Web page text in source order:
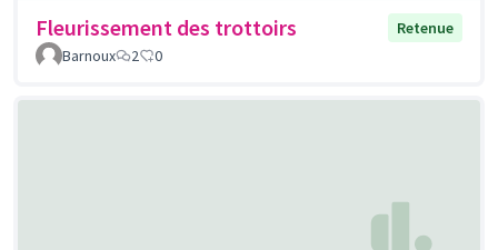
Fleurissement des trottoirs
Retenue
Barnoux
2 0